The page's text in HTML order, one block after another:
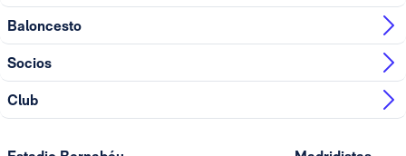
Baloncesto
Socios
Club